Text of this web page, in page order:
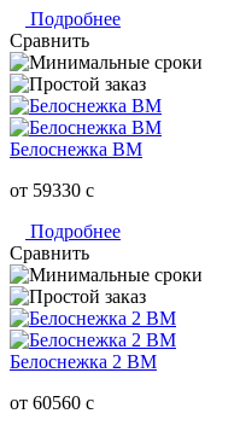
Подробнее
Сравнить
Белоснежка ВМ
от 59330 c
Подробнее
Сравнить
Белоснежка 2 ВМ
от 60560 c